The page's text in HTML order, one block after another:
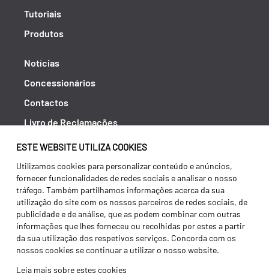
ESTE WEBSITE UTILIZA COOKIES
Utilizamos cookies para personalizar conteúdo e anúncios,
fornecer funcionalidades de redes sociais e analisar o nosso
tráfego. Também partilhamos informações acerca da sua
utilização do site com os nossos parceiros de redes sociais, de
publicidade e de análise, que as podem combinar com outras
informações que lhes forneceu ou recolhidas por estes a partir
da sua utilização dos respetivos serviços. Concorda com os
nossos cookies se continuar a utilizar o nosso website.
Leia mais sobre estes cookies
Tutoriais
Produtos
Notícias
Concessionários
Contactos
Livro de Reclamações
Política de Privacidade
Canal de Denúncias (RGPC)
Termos e condições